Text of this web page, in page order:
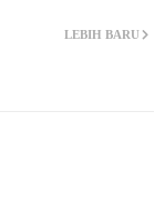
LEBIH BARU